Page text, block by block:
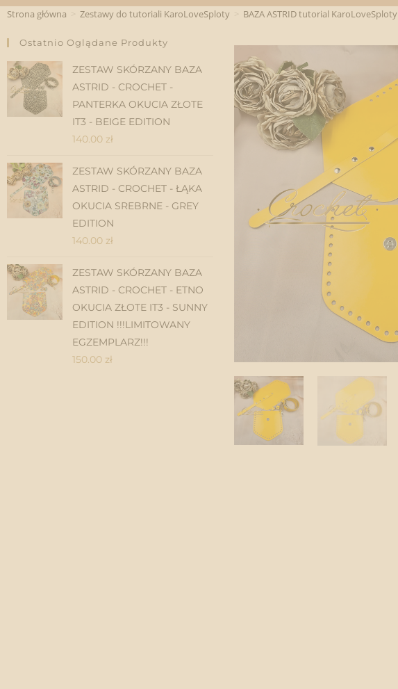
Strona główna Zestawy do tutoriali KaroLoveSploty BAZA ASTRID tutorial KaroLoveSploty
Ostatnio Oglądane Produkty
ZESTAW SKÓRZANY BAZA
ASTRID - CROCHET -
PANTERKA OKUCIA ZŁOTE
IT3 - BEIGE EDITION
140.00 zł
ZESTAW SKÓRZANY BAZA
ASTRID - CROCHET - ŁĄKA
OKUCIA SREBRNE - GREY
EDITION
140.00 zł
ZESTAW SKÓRZANY BAZA
ASTRID - CROCHET - ETNO
OKUCIA ZŁOTE IT3 - SUNNY
EDITION !!!LIMITOWANY
EGZEMPLARZ!!!
150.00 zł